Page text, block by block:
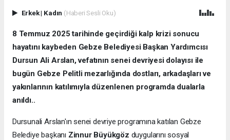
Erkek| Kadın (Haberi Sesli Oku)
8 Temmuz 2025 tarihinde geçirdiği kalp krizi sonucu
hayatını kaybeden Gebze Belediyesi Başkan Yardımcısı
Dursun Ali Arslan, vefatının senei devriyesi dolayısı ile
bugün Gebze Pelitli mezarlığında dostları, arkadaşları ve
yakınlarının katılımıyla düzenlenen programda dualarla
anıldı..
Dursunali Arslan'ın senei devriye programına katılan Gebze
Belediye başkanı Zinnur Büyükgöz duygularını sosyal